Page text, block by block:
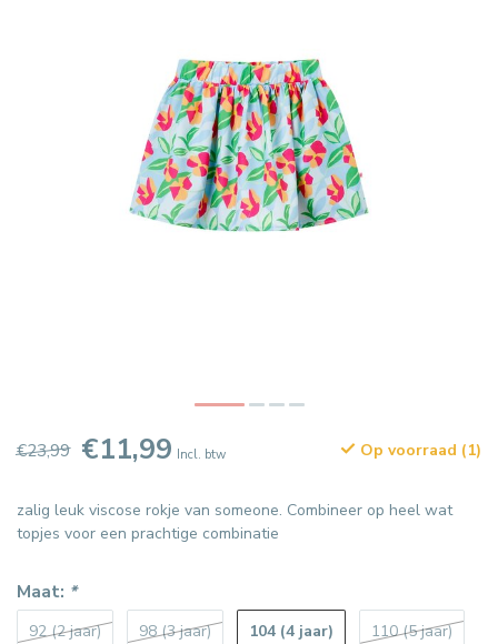
€23,99 €11,99 Incl. btw Op voorraad (1)
zalig leuk viscose rokje van someone. Combineer op heel wat
topjes voor een prachtige combinatie
Maat: *
92 (2 jaar) 98 (3 jaar) 104 (4 jaar) 110 (5 jaar)